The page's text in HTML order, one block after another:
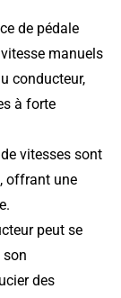
de pédale
manuels
conducteur,
à forte
vitesses sont
offrant une
peut se
son
des